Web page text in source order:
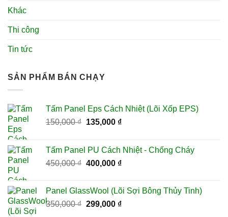
Khác
Thi công
Tin tức
SẢN PHẨM BÁN CHẠY
Tấm Panel Eps Cách Nhiệt (Lõi Xốp EPS)
150,000₫ Giá
150,000 ₫.
135,000 ₫Giá
là:
135,000 ₫.
Tấm Panel PU Cách Nhiệt - Chống Cháy
450,000₫ Giá
450,000 ₫.
400,000 ₫Giá
là:
400,000 ₫.
Panel GlassWool (Lõi Sợi Bông Thủy Tinh)
350,000₫ Giá
299,000 ₫Giá